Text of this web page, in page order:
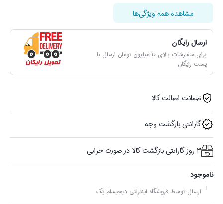
مشاهده همه ویژگی‌ها
ارسال رایگان
برای سفارشات بالای 10 میلیون تومان ارسال با
پست رایگان
ضمانت اصالت کالا
گارانتی بازگشت وجه
3 روز گارانتی بازگشت کالا در صورت خرابی
ناموجود
ارسال توسط فروشگاه اینترنتی دیجیسام تِک